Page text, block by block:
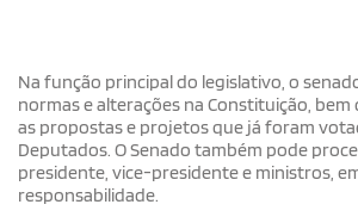
Na função principal do legislativo, o
normas e alterações na Constituição, bem
as propostas e projetos que já foram
Deputados. O Senado também pode
presidente, vice-presidente e ministros,
responsabilidade.